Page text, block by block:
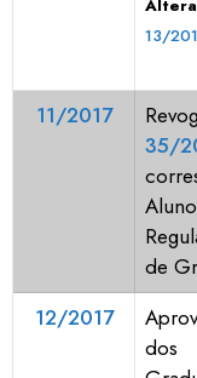
13/
11/2017
35/
de
12/2017
dos